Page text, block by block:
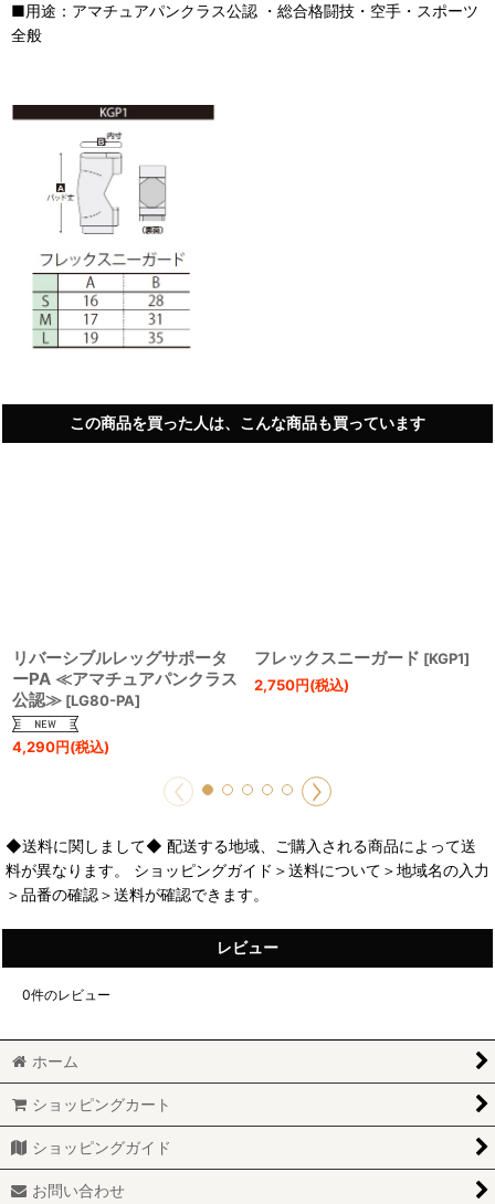
■用途：アマチュアパンクラス公認 ・総合格闘技・空手・スポーツ
全般
この商品を買った人は、こんな商品も買っています
リバーシブルレッグサポータ
ーPA ≪アマチュアパンクラス
公認≫ [LG80-PA]
4,290円(税込)
フレックスニーガード [KGP1]
2,750円(税込)
◆送料に関しまして◆ 配送する地域、ご購入される商品によって送
料が異なります。 ショッピングガイド＞送料について＞地域名の入力
＞品番の確認＞送料が確認できます。
レビュー
0件のレビュー
ホーム
ショッピングカート
ショッピングガイド
お問い合わせ